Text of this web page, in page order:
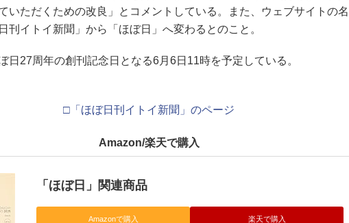
いただくための改良」とコメントしている。また、ウェブサイトの名
刊イトイ新聞」から「ほぼ日」へ変わるとのこと。
日27周年の創刊記念日となる6月6日11時を予定している。
□「ほぼ日刊イトイ新聞」のページ
Amazon/楽天で購入
「ほぼ日」関連商品
Amazonで購入 楽天で購入